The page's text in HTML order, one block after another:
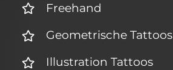
Freehand
Geometrische Tattoos
Illustration Tattoos